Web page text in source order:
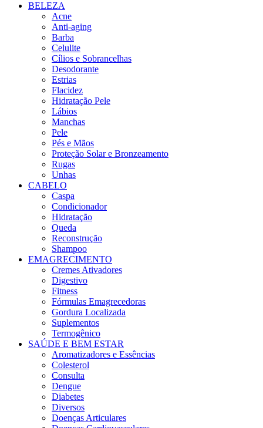
BELEZA
Acne
Anti-aging
Barba
Celulite
Cílios e Sobrancelhas
Desodorante
Estrias
Flacidez
Hidratação Pele
Lábios
Manchas
Pele
Pés e Mãos
Proteção Solar e Bronzeamento
Rugas
Unhas
CABELO
Caspa
Condicionador
Hidratação
Queda
Reconstrução
Shampoo
EMAGRECIMENTO
Cremes Ativadores
Digestivo
Fitness
Fórmulas Emagrecedoras
Gordura Localizada
Suplementos
Termogênico
SAÚDE E BEM ESTAR
Aromatizadores e Essências
Colesterol
Consulta
Dengue
Diabetes
Diversos
Doenças Articulares